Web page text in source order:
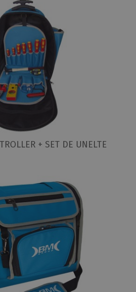
+ SET DE UNELTE